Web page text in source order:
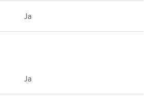
Ja
Ja